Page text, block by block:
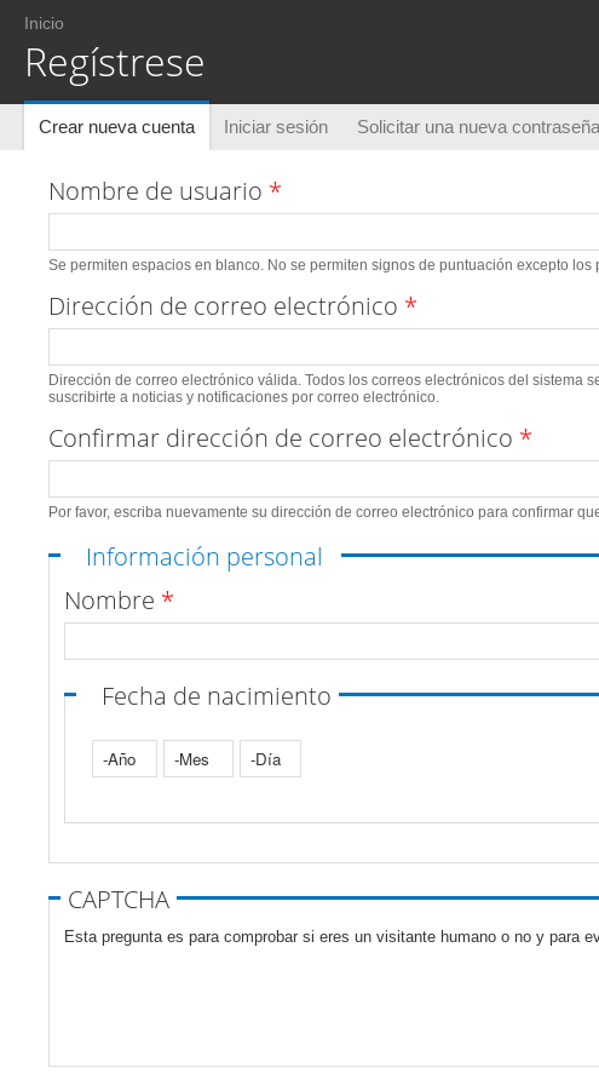
Usted está aquí
Inicio
Regístrese
Solapas principales
Crear nueva cuenta (solapa activa)
Iniciar sesión Solicitar una nueva contraseña
Nombre de usuario *
Se permiten espacios en blanco. No se permiten signos de puntuación excepto
Dirección de correo electrónico *
Dirección de correo electrónico válida. Todos los correos electrónicos del
suscribirte a noticias y notificaciones por correo electrónico.
Confirmar dirección de correo electrónico *
Por favor, escriba nuevamente su dirección de correo electrónico para confirmar
Ocultar
Información personal
Nombre *
Fecha de nacimiento
Año
Mes Día
Pestañas verticales
CAPTCHA
Esta pregunta es para comprobar si eres un visitante humano o no y para